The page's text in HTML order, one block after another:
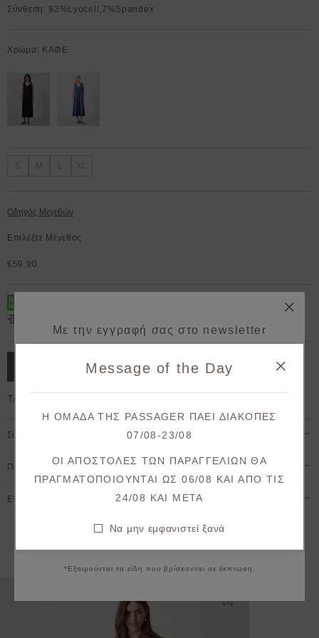
Σύνθεση: 93%Lyocell,7%Spandex
Χρώμα: ΚΑΦΕ
Οδηγός Μεγεθών
Επιλέξτε Μέγεθος
€59,90
ΠΡΟΣΘΗΚΗ ΣΤΟ ΚΑΛΑΘΙ
Το μοντέλο έχει ύψος 1,78cm και φοράει S
Σύνθεση & Φροντίδα
Πληρωμή & Αποστολή
Επιστροφές & Ακυρώσεις
Εναλλακτικές προτάσεις
Με την εγγραφή σας στο newsletter
στην πρώτη σας παραγγελία!
παραλαβές & μοναδικές προσφορές.
Συμφωνώ με τους όρους και προϋποθέσεις
*Εξαιρούνται τα είδη που βρίσκονται σε έκπτωση.
Message of the Day
Η ΟΜΑΔΑ ΤΗΣ PASSAGER ΠΑΕΙ ΔΙΑΚΟΠΕΣ
07/08-23/08
ΟΙ ΑΠΟΣΤΟΛΕΣ ΤΩΝ ΠΑΡΑΓΓΕΛΙΩΝ ΘΑ
ΠΡΑΓΜΑΤΟΠΟΙΟΥΝΤΑΙ ΩΣ 06/08 ΚΑΙ ΑΠΟ ΤΙΣ
24/08 KAI META
Να μην εμφανιστεί ξανά